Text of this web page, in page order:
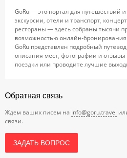
GoRu — это портал для путешествий
экскурсии, отели и транспорт,
рестораны — здесь собраны тысячи
возможностью онлайн-бронирования
GoRu представлен подробный
описания мест, фотографии и
поездки или проводите лучшие
Обратная связь
Ждем ваших писем на info@goru.travel
связи.
ЗАДАТЬ ВОПРОС